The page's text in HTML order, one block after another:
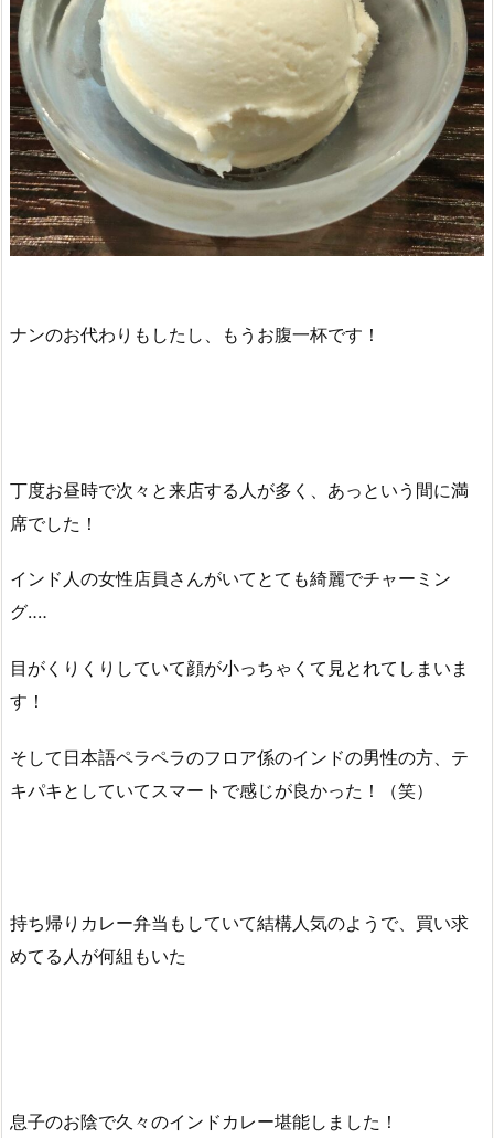
ナンのお代わりもしたし、もうお腹一杯です！
丁度お昼時で次々と来店する人が多く、あっという間に満
席でした！
インド人の女性店員さんがいてとても綺麗でチャーミン
グ‥‥
目がくりくりしていて顔が小っちゃくて見とれてしまいま
す！
そして日本語ペラペラのフロア係のインドの男性の方、テ
キパキとしていてスマートで感じが良かった！（笑）
持ち帰りカレー弁当もしていて結構人気のようで、買い求
めてる人が何組もいた
息子のお陰で久々のインドカレー堪能しました！